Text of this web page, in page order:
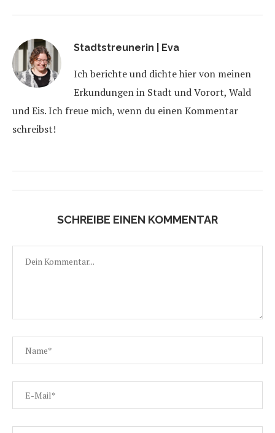
Stadtstreunerin | Eva
Ich berichte und dichte hier von meinen
Erkundungen in Stadt und Vorort, Wald
und Eis. Ich freue mich, wenn du einen Kommentar
schreibst!
SCHREIBE EINEN KOMMENTAR